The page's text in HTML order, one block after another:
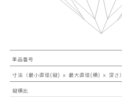
単品番号
寸法（最小直径(縦) ｘ 最大直径(横) ｘ 深さ）
縦横比